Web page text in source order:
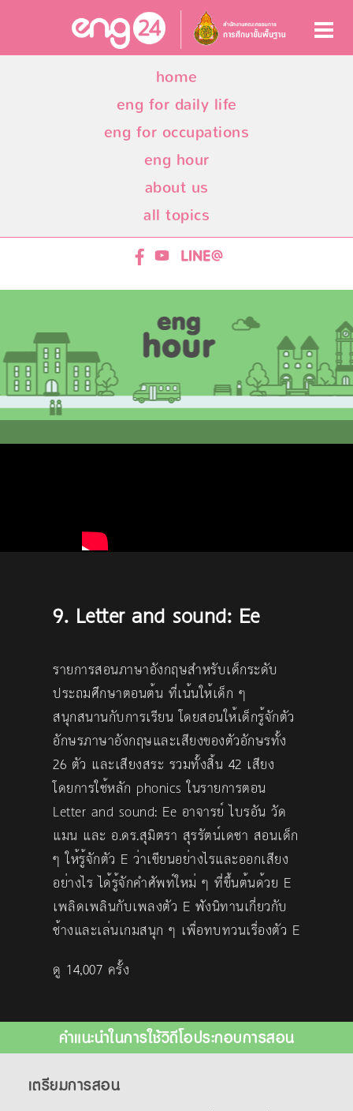
home
eng for daily life
eng for occupations
eng hour
about us
all topics
9. Letter and sound: Ee
รายการสอนภาษาอังกฤษสำหรับเด็กระดับ
ประถมศึกษาตอนต้น ที่เน้นให้เด็ก ๆ
สนุกสนานกับการเรียน โดยสอนให้เด็กรู้จักตัว
อักษรภาษาอังกฤษและเสียงของตัวอักษรทั้ง
26 ตัว และเสียงสระ รวมทั้งสิ้น 42 เสียง
โดยการใช้หลัก phonics ในรายการตอน
Letter and sound: Ee อาจารย์ ไบรอัน วัด
แมน และ อ.ดร.สุมิตรา สุรรัตน์เดชา สอนเด็ก
ๆ ให้รู้จักตัว E ว่าเขียนอย่างไรและออกเสียง
อย่างไร ได้รู้จักคำศัพท์ใหม่ ๆ ที่ขึ้นต้นด้วย E
เพลิดเพลินกับเพลงตัว E ฟังนิทานเกี่ยวกับ
ช้างและเล่นเกมสนุก ๆ เพื่อทบทวนเรื่องตัว E
ดู 14,007 ครั้ง
คำแนะนำในการใช้วิดีโอประกอบการสอน
เตรียมการสอน